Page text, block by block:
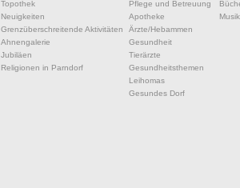
Topothek
Neuigkeiten
Grenzüberschreitende Aktivitäten
Ahnengalerie
Jubiläen
Religionen in Parndorf
Pflege und Betreuung
Apotheke
Ärzte/Hebammen
Gesundheit
Tierärzte
Gesundheitsthemen
Leihomas
Gesundes Dorf